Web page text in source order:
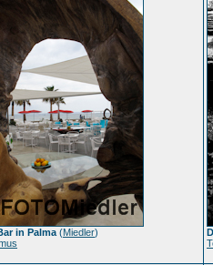
in Palma (Miedler)